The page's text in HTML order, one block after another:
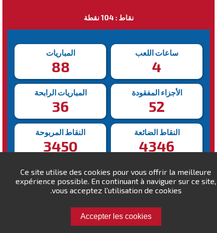
Ce site utilise des cookies pour vous offrir la meilleure
expérience possible. En continuant à naviguer sur ce site,
vous acceptez l'utilisation de cookies.
Accepter les cookies
نقاط : 104 نقطة
المباريات
88
ساعات اللعب
4
المباريات الرابحة
36
الأجزاء المفقودة
52
النقاط المربوحة
3450
النقاط الضائعة
4346
أسرع انتصار
102s
أبطأ انتصار
463s
تحدى Largowinch !